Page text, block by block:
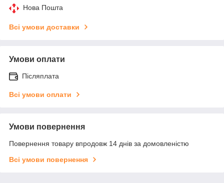
Нова Пошта
Всі умови доставки
Умови оплати
Післяплата
Всі умови оплати
Умови повернення
Повернення товару впродовж 14 днів за домовленістю
Всі умови повернення